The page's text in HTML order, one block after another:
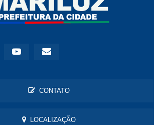
CONTATO
LOCALIZAÇÃO